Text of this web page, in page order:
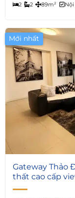
2 2 89m²
Mới nhất
7
Gateway Thảo
thất cao cấp